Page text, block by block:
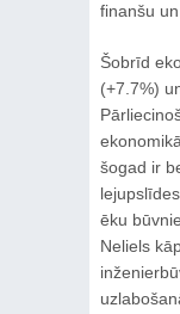
finanšu
Šobrīd
(+7.7%)
šogad ir
ēku
Neliels